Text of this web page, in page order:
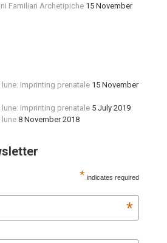
Familiari Archetipiche 15 November
lune: Imprinting prenatale 15 November
lune: Imprinting prenatale 5 July 2019
lune 8 November 2018
* indicates required
*